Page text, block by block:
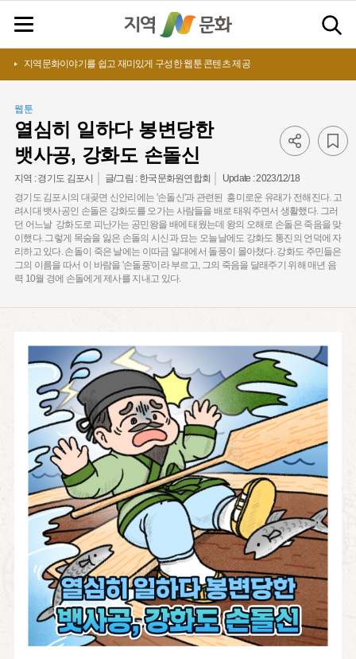
지역문화이야기를 쉽고 재미있게 구성한 웹툰 콘텐츠 제공
웹툰
열심히 일하다 봉변당한
뱃사공, 강화도 손돌신
지역 :경기도 김포시 글/그림 : 한국문화원연합회 Update :2023/12/18
경기도 김포시의 대곶면 신안리에는 '손돌신'과 관련된 흥미로운 유래가 전해진다. 고
려시대 뱃사공인 손돌은 강화도를 오가는 사람들을 배로 태워주면서 생활했다. 그러
던 어느날 강화도로 피난가는 공민왕을 배에 태웠는데 왕의 오해로 손돌은 죽음을 맞
이했다. 그렇게 목숨을 잃은 손돌의 시신과 묘는 오늘날에도 강화도 통진의 언덕에 자
리하고 있다. 손돌이 죽은 날에는 이따금 일대에서 돌풍이 몰아쳤다. 강화도 주민들은
그의 이름을 따서 이 바람을 '손돌풍'이라 부르고, 그의 죽음을 달래주기 위해 매년 음
력 10월 경에 손돌에게 제사를 지내고 있다.